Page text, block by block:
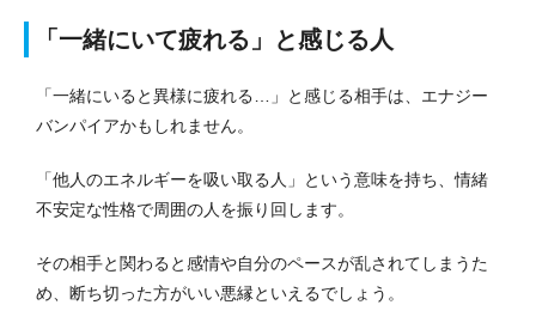
「一緒にいて疲れる」と感じる人
「一緒にいると異様に疲れる…」と感じる相手は、エナジー
バンパイアかもしれません。
「他人のエネルギーを吸い取る人」という意味を持ち、情緒
不安定な性格で周囲の人を振り回します。
その相手と関わると感情や自分のペースが乱されてしまうた
め、断ち切った方がいい悪縁といえるでしょう。